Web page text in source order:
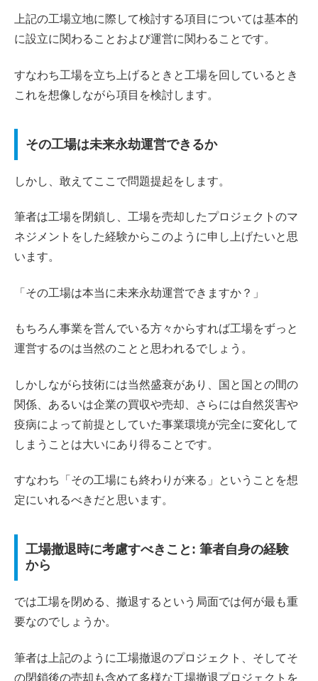
上記の工場立地に際して検討する項目については基本的
に設立に関わることおよび運営に関わることです。
すなわち工場を立ち上げるときと工場を回しているとき
これを想像しながら項目を検討します。
その工場は未来永劫運営できるか
しかし、敢えてここで問題提起をします。
筆者は工場を閉鎖し、工場を売却したプロジェクトのマ
ネジメントをした経験からこのように申し上げたいと思
います。
「その工場は本当に未来永劫運営できますか？」
もちろん事業を営んでいる方々からすれば工場をずっと
運営するのは当然のことと思われるでしょう。
しかしながら技術には当然盛衰があり、国と国との間の
関係、あるいは企業の買収や売却、さらには自然災害や
疫病によって前提としていた事業環境が完全に変化して
しまうことは大いにあり得ることです。
すなわち「その工場にも終わりが来る」ということを想
定にいれるべきだと思います。
工場撤退時に考慮すべきこと: 筆者自身の経験
から
では工場を閉める、撤退するという局面では何が最も重
要なのでしょうか。
筆者は上記のように工場撤退のプロジェクト、そしてそ
の閉鎖後の売却も含めて多様な工場撤退プロジェクトを